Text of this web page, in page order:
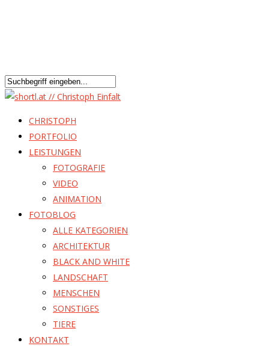
CHRISTOPH
PORTFOLIO
LEISTUNGEN
FOTOGRAFIE
VIDEO
ANIMATION
FOTOBLOG
ALLE KATEGORIEN
ARCHITEKTUR
BLACK AND WHITE
LANDSCHAFT
MENSCHEN
SONSTIGES
TIERE
KONTAKT